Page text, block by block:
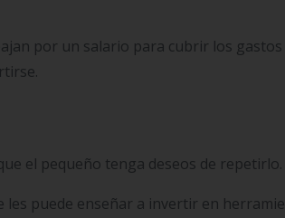
por un salario para cubrir los gastos
el pequeño tenga deseos de repetirlo.
les puede enseñar a invertir en